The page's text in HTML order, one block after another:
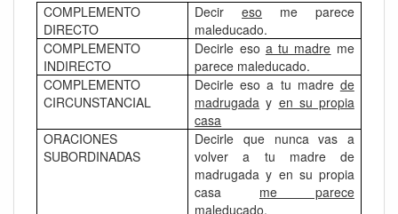
COMPLEMENTO
DIRECTO
Decireso me parece
maleducado.
COMPLEMENTO
INDIRECTO
Decirle eso a tu madre me
parece maleducado.
COMPLEMENTO
CIRCUNSTANCIAL
Decirle eso a tu madre de
madrugada y en su propia
casa
ORACIONES
SUBORDINADAS
Decirle que nunca vas a
volver a tu madre de
madrugada y en su propia
casa me parece
maleducado.